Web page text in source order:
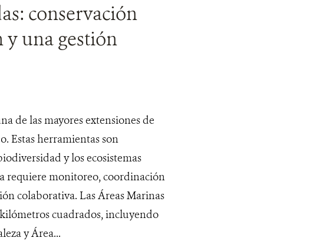
conservación
una gestión
de las mayores extensiones de
Estas herramientas son
y los ecosistemas
requiere monitoreo, coordinación
colaborativa. Las Áreas Marinas
cuadrados, incluyendo
y Área...